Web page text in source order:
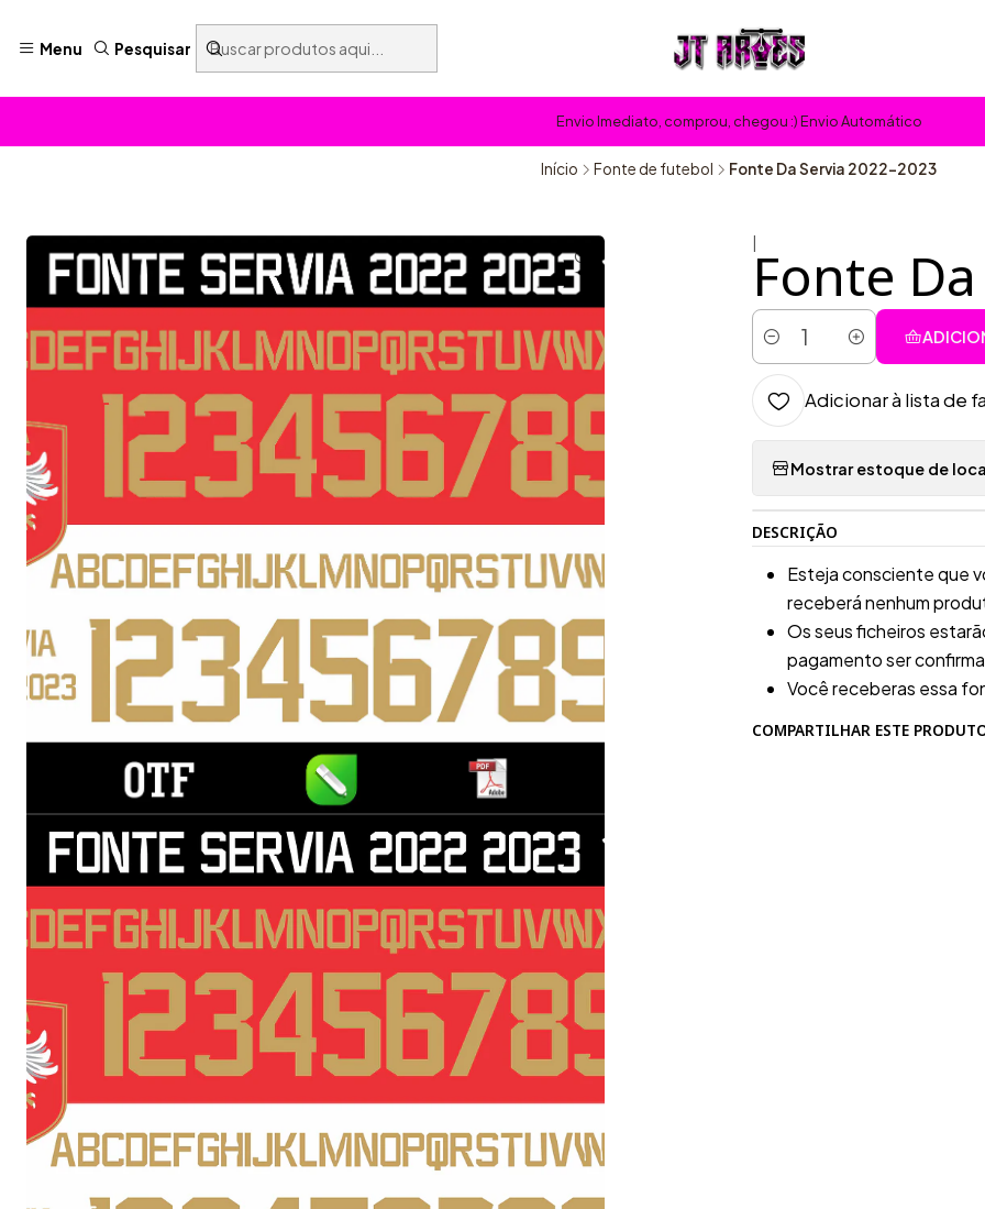
Menu Pesquisar
Envio Imediato, comprou, chegou :) Envio Automático
Início Fonte de futebol Fonte Da Servia 2022-2023
Fonte
Quantidade
Adicionar à lista de
Mostrar estoque de
DESCRIÇÃO
Esteja consciente que
receberá nenhum
Os seus ficheiros
pagamento ser
Você receberas essa
COMPARTILHAR ESTE